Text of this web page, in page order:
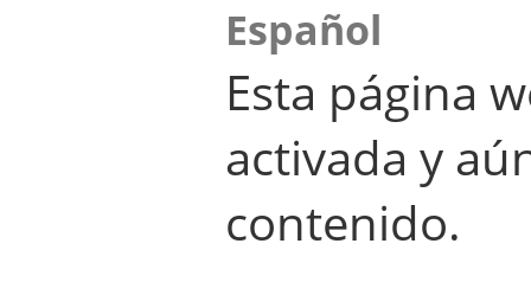
Español
Esta página
activada y
contenido.